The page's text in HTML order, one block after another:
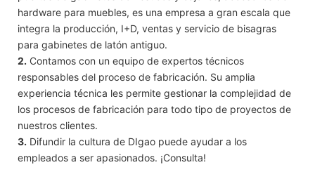
hardware para muebles, es una empresa a gran escala que
integra la producción, I+D, ventas y servicio de bisagras
para gabinetes de latón antiguo.
2. Contamos con un equipo de expertos técnicos
responsables del proceso de fabricación. Su amplia
experiencia técnica les permite gestionar la complejidad de
los procesos de fabricación para todo tipo de proyectos de
nuestros clientes.
3. Difundir la cultura de DIgao puede ayudar a los
empleados a ser apasionados. ¡Consulta!